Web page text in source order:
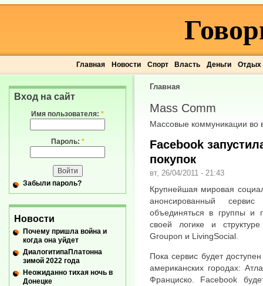
Главная Новости Спорт Власть Деньги Отдых
Главная
Mass Comm
Массовые коммуникации во
Facebook
покупок
вт, 26/04/2011 - 21:43
Крупнейшая мировая
анонсированный
объединяться в группы и
своей логике и
Groupon и LivingSocial.
Пока сервис будет
американских городах:
Франциско. Facebook
Вход на сайт
Имя пользователя: *
Пароль: *
Забыли пароль?
Новости
Почему пришла война и
когда она уйдет
ДиалогитипаПлатонна
зимой 2022 года
Неожиданно тихая ночь в
Донецке